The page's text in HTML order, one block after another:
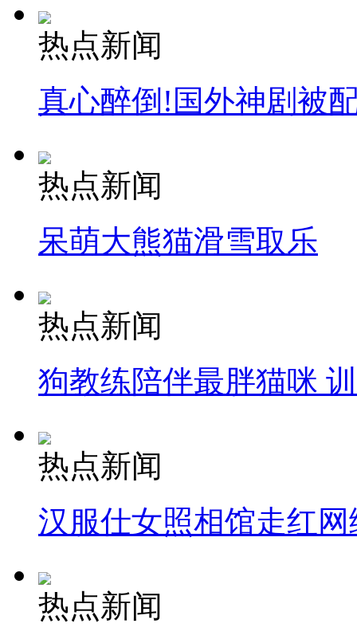
热点新闻
真心醉倒!国外神剧被
热点新闻
呆萌大熊猫滑雪取乐
热点新闻
狗教练陪伴最胖猫咪
热点新闻
汉服仕女照相馆走红网
热点新闻